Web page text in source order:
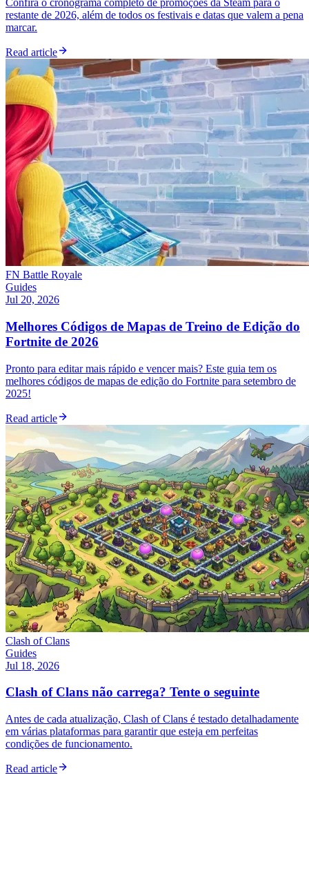
Confira o cronograma completo de promoções da Steam para o
restante de 2026, além de todos os festivais e datas que valem a pena
marcar.
Read article
FN Battle Royale
Guides
Jul 20, 2026
Melhores Códigos de Mapas de Treino de Edição do
Fortnite de 2026
Pronto para editar mais rápido e vencer mais? Este guia tem os
melhores códigos de mapas de edição do Fortnite para setembro de
2025!
Read article
Clash of Clans
Guides
Jul 18, 2026
Clash of Clans não carrega? Tente o seguinte
Antes de cada atualização, Clash of Clans é testado detalhadamente
em várias plataformas para garantir que esteja em perfeitas
condições de funcionamento.
Read article